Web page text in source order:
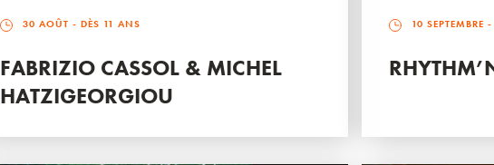
30 AOÛT - DÈS 11 ANS
FABRIZIO CASSOL & MICHEL
HATZIGEORGIOU
10 SEPTEMBRE -